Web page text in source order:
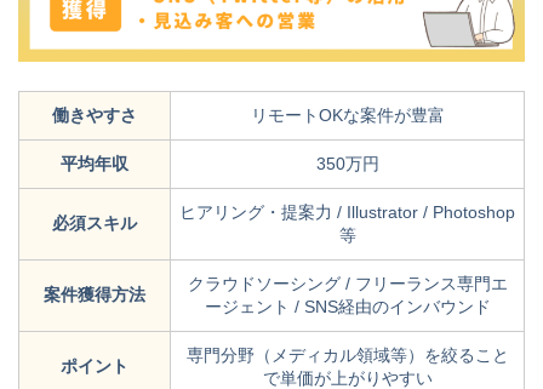
働きやすさ リモートOKな案件が豊富
平均年収 350万円
必須スキル
ヒアリング・提案力 / Illustrator / Photoshop
等
案件獲得方法
クラウドソーシング / フリーランス専門エ
ージェント / SNS経由のインバウンド
ポイント
専門分野（メディカル領域等）を絞ること
で単価が上がりやすい